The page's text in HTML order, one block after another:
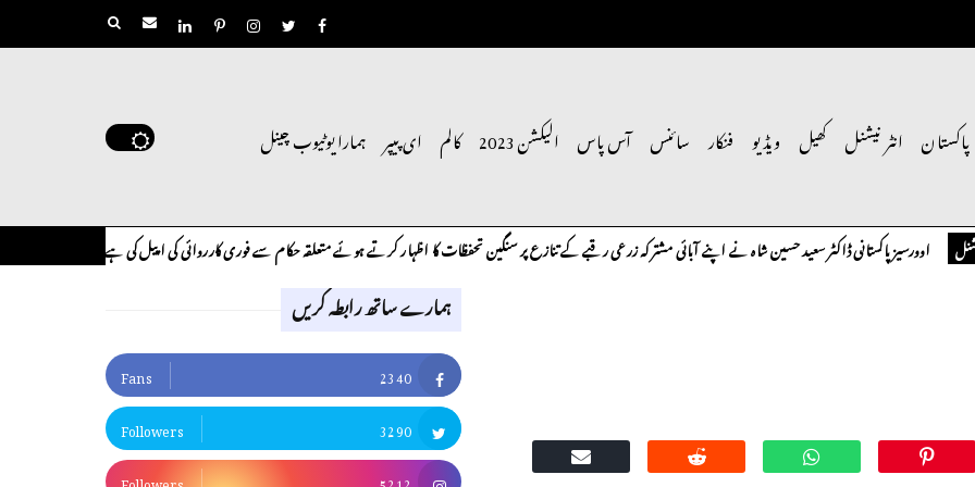
پاکستان انٹر نیشنل کھیل ویڈیو فنکار سائنس آس پاس الیکشن 2023 کالم ای پیپر ہمارا یوٹیوب چینل
پاکستانی ڈاکٹر سعید حسین شاہ نے اپنے آبائی مشترکہ زرعی رقبے کے تنازع پر سنگین تحفظات کا اظہار کرتے ہوئے متعلقہ حکام سے فوری کارروائی کی اپیل کی ہے۔
ہمارے ساتھ رابطہ کریں
2340
Fans
3290
Followers